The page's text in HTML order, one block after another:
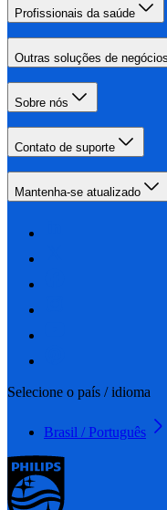
Profissionais da saúde
Outras soluções de negócios
Sobre nós
Contato de suporte
Mantenha-se atualizado
Selecione o país / idioma
Brasil / Português